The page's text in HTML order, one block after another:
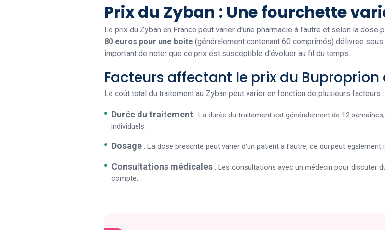
Prix du Zyban : Une fourchette
Le prix du Zyban en France peut varier d'une pharmacie à l'autre et selon la dose
80 euros pour une boîte (généralement contenant 60 comprimés) délivrée
important de noter que ce prix est susceptible d'évoluer au fil du temps.
Facteurs affectant le prix du
Le coût total du traitement au Zyban peut varier en fonction de plusieurs facteurs :
Durée du traitement : La durée du traitement est généralement de 12
individuels.
Dosage : La dose prescrite peut varier d'un patient à l'autre, ce qui peut
Consultations médicales : Les consultations avec un médecin pour discuter
compte.